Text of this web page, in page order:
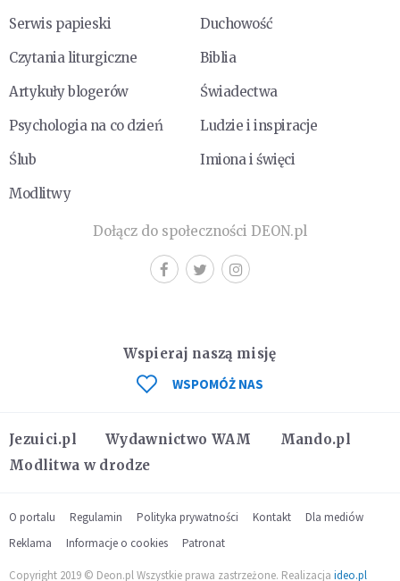
Serwis papieski
Duchowość
Czytania liturgiczne
Biblia
Artykuły blogerów
Świadectwa
Psychologia na co dzień
Ludzie i inspiracje
Ślub
Imiona i święci
Modlitwy
Dołącz do społeczności DEON.pl
Jezuici.pl Wydawnictwo WAM
Mando.pl
Modlitwa w drodze
Wspieraj naszą misję
WSPOMÓŻ NAS
O portalu Regulamin Polityka prywatności Kontakt
Dla mediów
Reklama
Informacje o cookies Patronat
Copyright 2019 © Deon.pl Wszystkie prawa zastrzeżone. Realizacja ideo.pl